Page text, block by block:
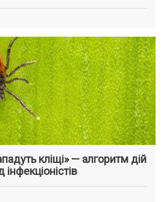
кліщі» — алгоритм дій
інфекціоністів